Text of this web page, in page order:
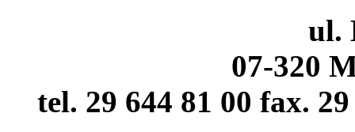
ul.
07-320
tel. 29 644 81 00 fax.